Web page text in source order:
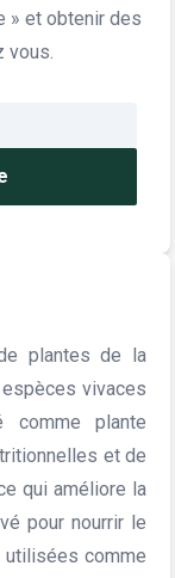
» et obtenir des
vous.
plantes de la
vivaces
plante
et de
qui améliore la
pour nourrir le
comme